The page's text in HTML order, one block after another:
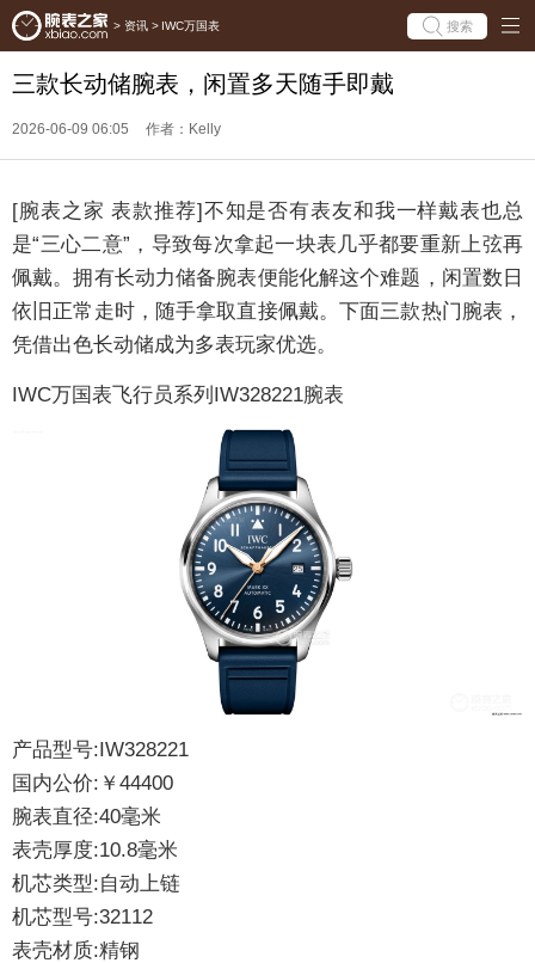
> 资讯 > IWC万国表 搜索
三款长动储腕表，闲置多天随手即戴
2026-06-09 06:05 作者：Kelly
[腕表之家 表款推荐]不知是否有表友和我一样戴表也总
是“三心二意”，导致每次拿起一块表几乎都要重新上弦再
佩戴。拥有长动力储备腕表便能化解这个难题，闲置数日
依旧正常走时，随手拿取直接佩戴。下面三款热门腕表，
凭借出色长动储成为多表玩家优选。
IWC万国表飞行员系列IW328221腕表
产品型号:IW328221
国内公价:￥44400
腕表直径:40毫米
表壳厚度:10.8毫米
机芯类型:自动上链
机芯型号:32112
表壳材质:精钢